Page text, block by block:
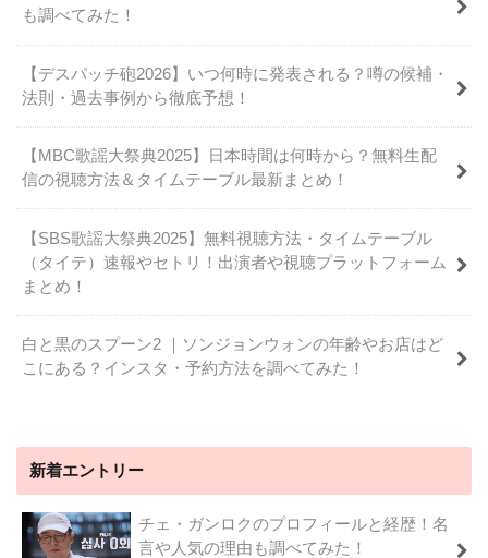
も調べてみた！
【デスパッチ砲2026】いつ何時に発表される？噂の候補・
法則・過去事例から徹底予想！
【MBC歌謡大祭典2025】日本時間は何時から？無料生配
信の視聴方法＆タイムテーブル最新まとめ！
【SBS歌謡大祭典2025】無料視聴方法・タイムテーブル
（タイテ）速報やセトリ！出演者や視聴プラットフォーム
まとめ！
白と黒のスプーン2 ｜ソンジョンウォンの年齢やお店はど
こにある？インスタ・予約方法を調べてみた！
新着エントリー
チェ・ガンロクのプロフィールと経歴！名
言や人気の理由も調べてみた！